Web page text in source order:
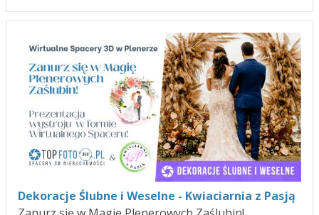
Dekoracje Ślubne i Weselne - Kwiaciarnia z Pasją